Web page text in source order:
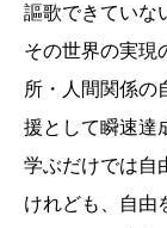
謳歌できていな
その世界の実現
所・人間関係の
援として瞬速達
学ぶだけでは自
けれども、自由